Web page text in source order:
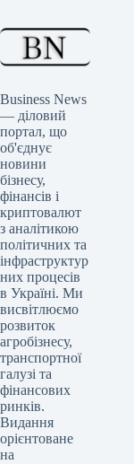
Business News
— діловий
портал, що
об'єднує
новини
бізнесу,
фінансів і
криптовалют
з аналітикою
політичних та
інфраструктур
них процесів
в Україні. Ми
висвітлюємо
розвиток
агробізнесу,
транспортної
галузі та
фінансових
ринків.
Видання
орієнтоване
на